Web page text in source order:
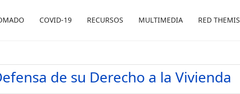
COVID-19 RECURSOS MULTIMEDIA RED THEMIS
de su Derecho a la Vivienda